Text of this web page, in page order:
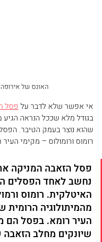
האונס של אירופה
אי אפשר שלא לדבר על פסל
בגודל מלא שככל הנראה
שהוא נוצר בעמק הטיבר.
רומוס ורומולוס – מקימי העיר
פסל הזאבה המניקה
נחשב לאחד הפסלים
האיטלקית. רומוס
מהמיתולוגיה הרומית
העיר רומא. בפסל הם
שיונקים מחלב